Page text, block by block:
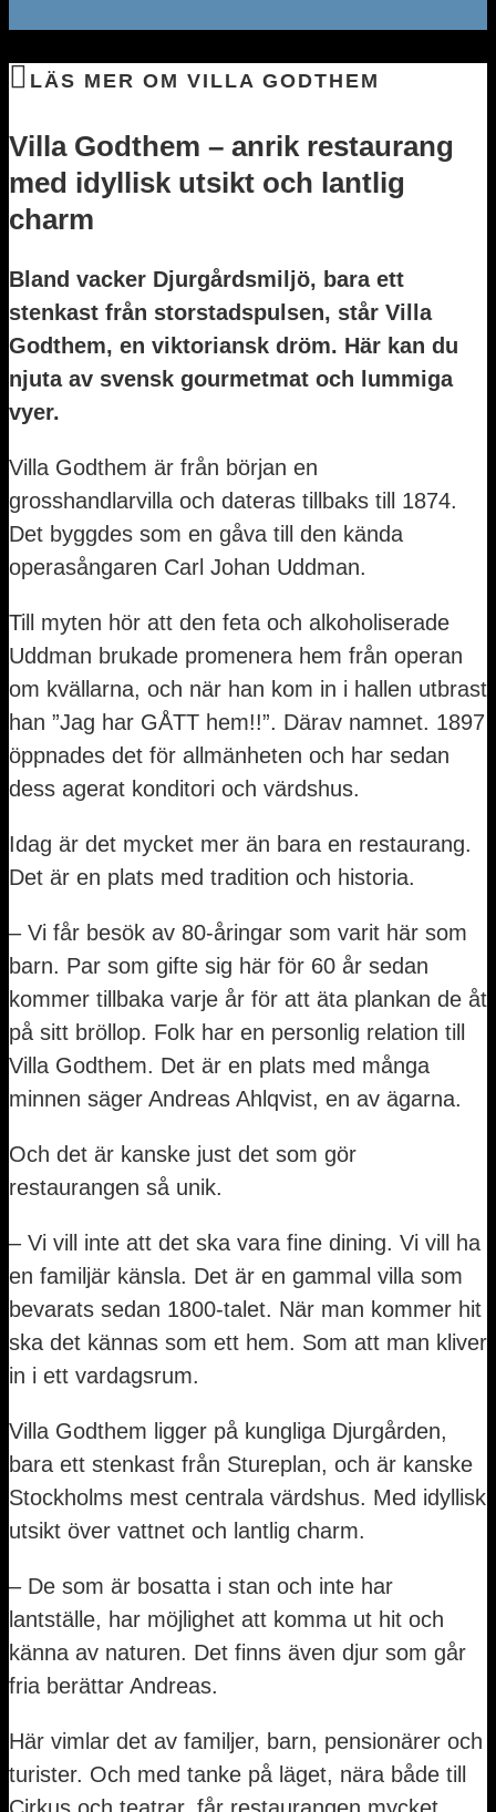
LÄS MER OM VILLA GODTHEM
Villa Godthem – anrik restaurang
med idyllisk utsikt och lantlig
charm
Bland vacker Djurgårdsmiljö, bara ett
stenkast från storstadspulsen, står Villa
Godthem, en viktoriansk dröm. Här kan du
njuta av svensk gourmetmat och lummiga
vyer.
Villa Godthem är från början en
grosshandlarvilla och dateras tillbaks till 1874.
Det byggdes som en gåva till den kända
operasångaren Carl Johan Uddman.
Till myten hör att den feta och alkoholiserade
Uddman brukade promenera hem från operan
om kvällarna, och när han kom in i hallen utbrast
han ”Jag har GÅTT hem!!”. Därav namnet. 1897
öppnades det för allmänheten och har sedan
dess agerat konditori och värdshus.
Idag är det mycket mer än bara en restaurang.
Det är en plats med tradition och historia.
– Vi får besök av 80-åringar som varit här som
barn. Par som gifte sig här för 60 år sedan
kommer tillbaka varje år för att äta plankan de åt
på sitt bröllop. Folk har en personlig relation till
Villa Godthem. Det är en plats med många
minnen säger Andreas Ahlqvist, en av ägarna.
Och det är kanske just det som gör
restaurangen så unik.
– Vi vill inte att det ska vara fine dining. Vi vill ha
en familjär känsla. Det är en gammal villa som
bevarats sedan 1800-talet. När man kommer hit
ska det kännas som ett hem. Som att man kliver
in i ett vardagsrum.
Villa Godthem ligger på kungliga Djurgården,
bara ett stenkast från Stureplan, och är kanske
Stockholms mest centrala värdshus. Med idyllisk
utsikt över vattnet och lantlig charm.
– De som är bosatta i stan och inte har
lantställe, har möjlighet att komma ut hit och
känna av naturen. Det finns även djur som går
fria berättar Andreas.
Här vimlar det av familjer, barn, pensionärer och
turister. Och med tanke på läget, nära både till